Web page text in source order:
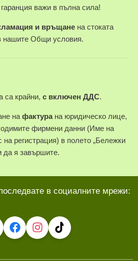
важи в пълна сила!
и връщане на стоката
нашите Общи условия.
са крайни, с включен ДДС.
на фактура на юридическо лице,
фирмени данни (Име на
регистрация) в полето „Бележки
да я завършите.
в социалните мрежи: